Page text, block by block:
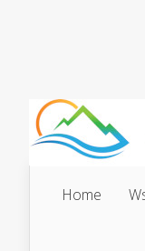
Home